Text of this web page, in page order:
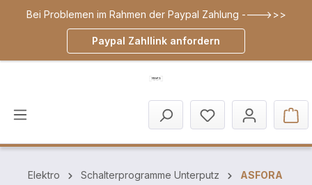
springen
Bei Problemen im Rahmen der Paypal Zahlung ---->>>
Paypal Zahllink anfordern
Elektro Schalterprogramme Unterputz ASFORA